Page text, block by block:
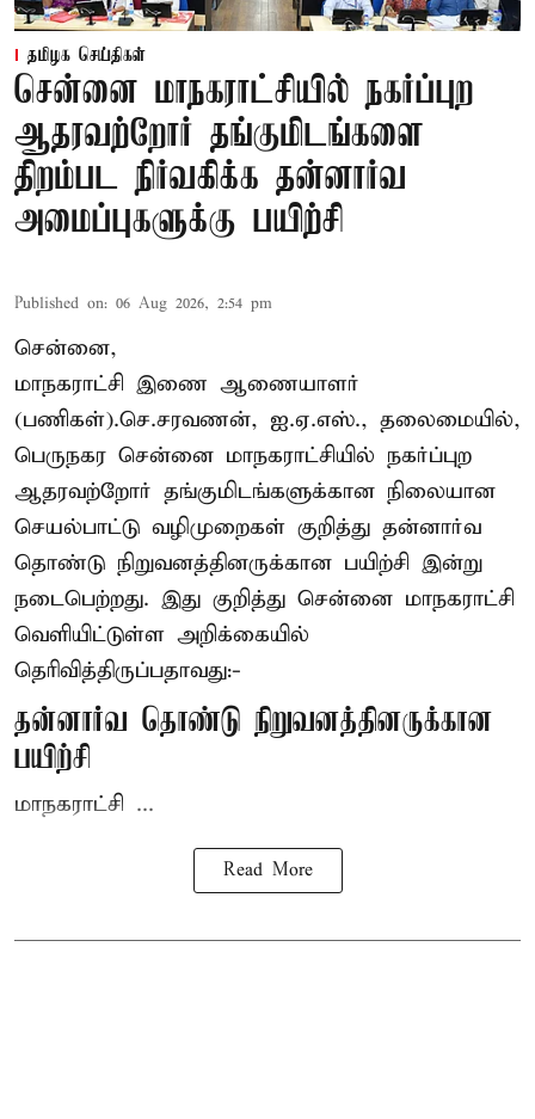
தமிழக செய்திகள்
சென்னை மாநகராட்சியில் நகர்ப்புற
ஆதரவற்றோர் தங்குமிடங்களை
திறம்பட நிர்வகிக்க தன்னார்வ
அமைப்புகளுக்கு பயிற்சி
Published on: 06 Aug 2026, 2:54 pm
சென்னை,
மாநகராட்சி இணை ஆணையாளர்
(பணிகள்).செ.சரவணன், ஐ.ஏ.எஸ்., தலைமையில்,
பெருநகர சென்னை மாநகராட்சியில் நகர்ப்புற
ஆதரவற்றோர் தங்குமிடங்களுக்கான நிலையான
செயல்பாட்டு வழிமுறைகள் குறித்து தன்னார்வ
தொண்டு நிறுவனத்தினருக்கான பயிற்சி இன்று
நடைபெற்றது. இது குறித்து சென்னை மாநகராட்சி
வெளியிட்டுள்ள அறிக்கையில்
தெரிவித்திருப்பதாவது:-
தன்னார்வ தொண்டு நிறுவனத்தினருக்கான
பயிற்சி
மாநகராட்சி ...
Read More